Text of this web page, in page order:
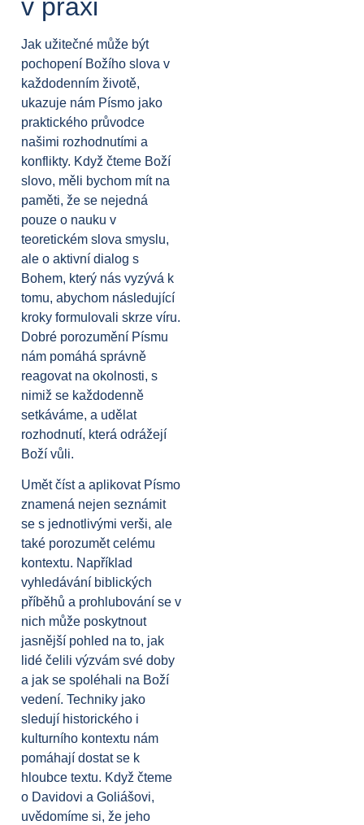
v praxi
Jak užitečné může být
pochopení Božího slova v
každodenním životě,
ukazuje nám Písmo jako
praktického průvodce
našimi rozhodnutími a
konflikty. Když čteme Boží
slovo, měli bychom mít na
paměti, že se nejedná
pouze o nauku v
teoretickém slova smyslu,
ale o aktivní dialog s
Bohem, který nás vyzývá k
tomu, abychom následující
kroky formulovali skrze víru.
Dobré porozumění Písmu
nám pomáhá správně
reagovat na okolnosti, s
nimiž se každodenně
setkáváme, a udělat
rozhodnutí, která odrážejí
Boží vůli.
Umět číst a aplikovat Písmo
znamená nejen seznámit
se s jednotlivými verši, ale
také porozumět celému
kontextu. Například
vyhledávání biblických
příběhů a prohlubování se v
nich může poskytnout
jasnější pohled na to, jak
lidé čelili výzvám své doby
a jak se spoléhali na Boží
vedení. Techniky jako
sledují historického i
kulturního kontextu nám
pomáhají dostat se k
hloubce textu. Když čteme
o Davidovi a Goliášovi,
uvědomíme si, že jeho